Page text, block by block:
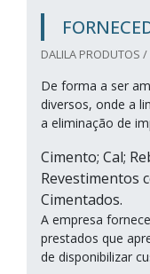
DALILA PRODUTOS
De forma a ser
diversos, onde a
a eliminação de
Cimento; Cal;
Revestimentos
Cimentados.
A empresa
prestados que
de disponibilizar